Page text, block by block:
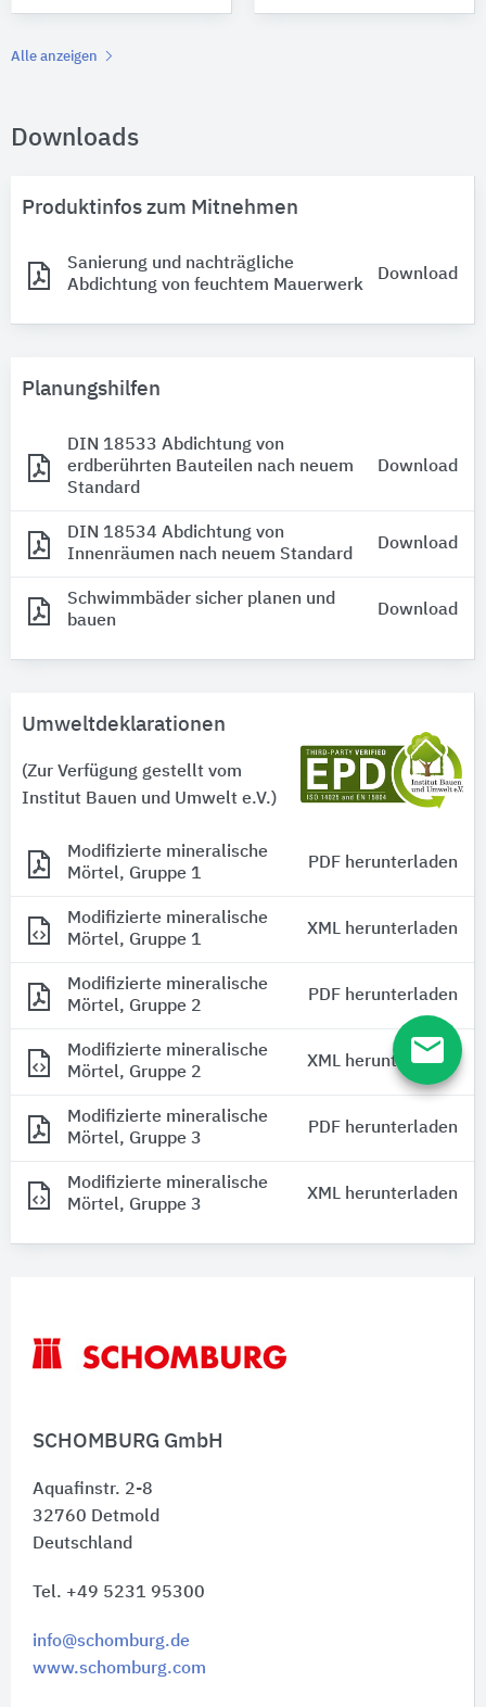
SCHOMBURG GmbH
Aquafinstr. 2-8
32760 Detmold
Deutschland
Tel. +49 5231 95300
info@schomburg.de
www.schomburg.com
email
Alle anzeigen
Downloads
Produktinfos zum Mitnehmen
Sanierung und nachträgliche
Abdichtung von feuchtem Mauerwerk
Download
Planungshilfen
DIN 18533 Abdichtung von
erdberührten Bauteilen nach neuem
Standard
Download
DIN 18534 Abdichtung von
Innenräumen nach neuem Standard
Download
Schwimmbäder sicher planen und
bauen
Download
Umweltdeklarationen
(Zur Verfügung gestellt vom
Institut Bauen und Umwelt e.V.)
Modifizierte mineralische
Mörtel, Gruppe 1
PDF herunterladen
Modifizierte mineralische
Mörtel, Gruppe 1
XML herunterladen
Modifizierte mineralische
Mörtel, Gruppe 2
PDF herunterladen
Modifizierte mineralische
Mörtel, Gruppe 2
XML herunterladen
Modifizierte mineralische
Mörtel, Gruppe 3
PDF herunterladen
Modifizierte mineralische
Mörtel, Gruppe 3
XML herunterladen